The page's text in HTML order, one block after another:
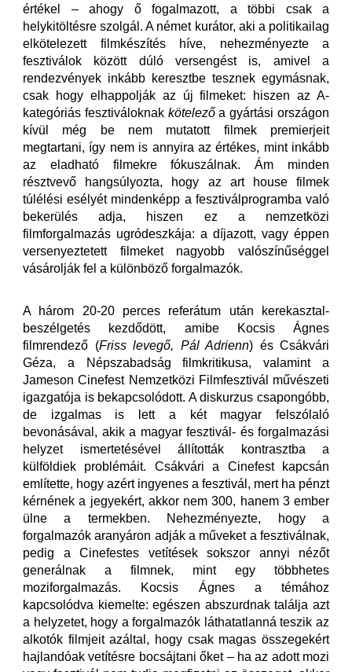
értékel – ahogy ő fogalmazott, a többi csak a
helykitöltésre szolgál. A német kurátor, aki a politikailag
elkötelezett filmkészítés híve, nehezményezte a
fesztiválok között dúló versengést is, amivel a
rendezvények inkább keresztbe tesznek egymásnak,
csak hogy elhappolják az új filmeket: hiszen az A-
kategóriás fesztiváloknak kötelezőa gyártási országon
kívül még be nem mutatott filmek premierjeit
megtartani, így nem is annyira az értékes, mint inkább
az eladható filmekre fókuszálnak. Ám minden
résztvevő hangsúlyozta, hogy az art house filmek
túlélési esélyét mindenképp a fesztiválprogramba való
bekerülés adja, hiszen ez a nemzetközi
filmforgalmazás ugródeszkája: a díjazott, vagy éppen
versenyeztetett filmeket nagyobb valószínűséggel
vásárolják fel a különböző forgalmazók.
A három 20-20 perces referátum után kerekasztal-
beszélgetés kezdődött, amibe Kocsis Ágnes
filmrendező (Friss levegő, Pál Adrienn) és Csákvári
Géza, a Népszabadság filmkritikusa, valamint a
Jameson Cinefest Nemzetközi Filmfesztivál művészeti
igazgatója is bekapcsolódott. A diskurzus csapongóbb,
de izgalmas is lett a két magyar felszólaló
bevonásával, akik a magyar fesztivál- és forgalmazási
helyzet ismertetésével állították kontrasztba a
külföldiek problémáit. Csákvári a Cinefest kapcsán
említette, hogy azért ingyenes a fesztivál, mert ha pénzt
kérnének a jegyekért, akkor nem 300, hanem 3 ember
ülne a termekben. Nehezményezte, hogy a
forgalmazók aranyáron adják a műveket a fesztiválnak,
pedig a Cinefestes vetítések sokszor annyi nézőt
generálnak a filmnek, mint egy többhetes
moziforgalmazás. Kocsis Ágnes a témához
kapcsolódva kiemelte: egészen abszurdnak találja azt
a helyzetet, hogy a forgalmazók láthatatlanná teszik az
alkotók filmjeit azáltal, hogy csak magas összegekért
hajlandóak vetítésre bocsájtani őket – ha az adott mozi